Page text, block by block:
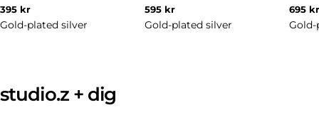
Regular
price
395 kr
Gold-plated silver
Regular
price
595 kr
Gold-plated silver
price
695
studio.z + dig